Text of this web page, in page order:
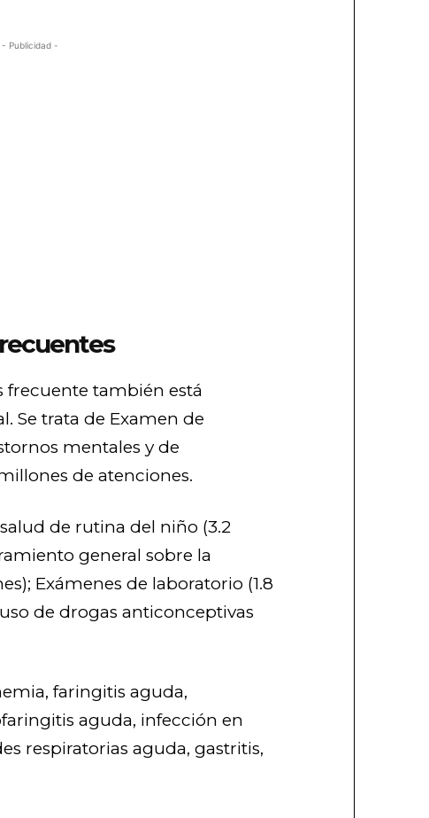
- Publicidad -
frecuente también está
Se trata de Examen de
mentales y de
de atenciones.
de rutina del niño (3.2
general sobre la
Exámenes de laboratorio (1.8
de drogas anticonceptivas
faringitis aguda,
aguda, infección en
respiratorias aguda, gastritis,